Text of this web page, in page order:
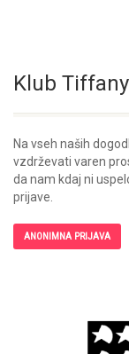
Klub
Na vseh naših
vzdrževati varen
da nam kdaj ni
prijave.
ANONIMNA PRIJAVA